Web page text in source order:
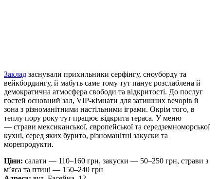
Заклад заснували прихильники серфінгу, сноуборду та
вейкбордингу, й мабуть саме тому тут панує розслаблена й
демократична атмосфера свободи та відкритості. До послуг
гостей основний зал, VIP-кімнати для затишних вечорів й
зона з різноманітними настільними іграми. Окрім того, в
теплу пору року тут працює відкрита тераса. У меню
— страви мексиканської, європейської та середземноморської
кухні, серед яких бурито, різноманітні закуски та
морепродукти.
Ціни: салати — 110–160 грн, закуски — 50–250 грн, страви з
м’яса та птиці — 150–240 грн